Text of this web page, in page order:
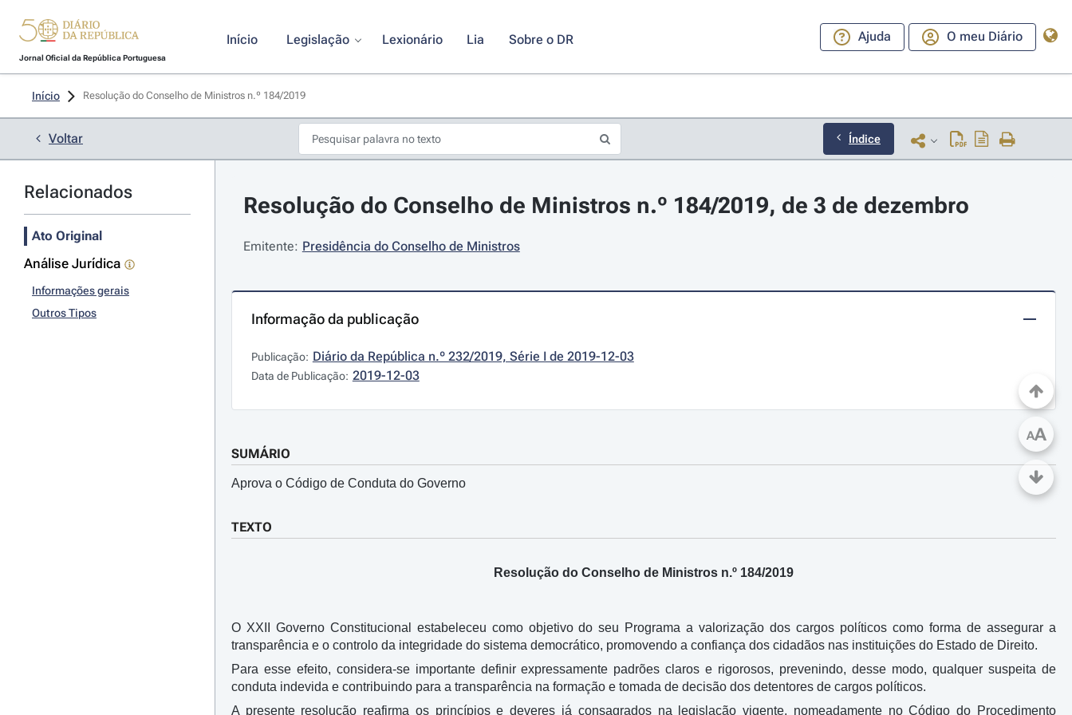
Jornal Oficial da República Portuguesa
Início Legislação Lexionário Lia Sobre o DR Ajuda O meu Diário
Início Resolução do Conselho de Ministros n.º 184/2019
Voltar Índice
Relacionados
Ato Original
Análise Jurídica
Informações gerais
Outros Tipos
Resolução do Conselho de Ministros n.º 184/2019, de 3 de dezembro
Emitente: Presidência do Conselho de Ministros
Informação da publicação
Publicação: Diário da República n.º 232/2019, Série I de 2019-12-03
Data de Publicação: 2019-12-03
SUMÁRIO
Aprova o Código de Conduta do Governo
TEXTO
Resolução do Conselho de Ministros n.º 184/2019
O XXII Governo Constitucional estabeleceu como objetivo do seu Programa a valorização dos cargos políticos como forma de assegurar a
transparência e o controlo da integridade do sistema democrático, promovendo a confiança dos cidadãos nas instituições do Estado de Direito.
Para esse efeito, considera-se importante definir expressamente padrões claros e rigorosos, prevenindo, desse modo, qualquer suspeita de
conduta indevida e contribuindo para a transparência na formação e tomada de decisão dos detentores de cargos políticos.
A presente resolução reafirma os princípios e deveres já consagrados na legislação vigente, nomeadamente no Código do Procedimento
AA